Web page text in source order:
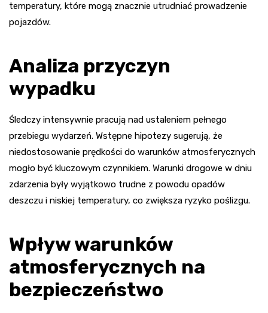
temperatury, które mogą znacznie utrudniać prowadzenie
pojazdów.
Analiza przyczyn
wypadku
Śledczy intensywnie pracują nad ustaleniem pełnego
przebiegu wydarzeń. Wstępne hipotezy sugerują, że
niedostosowanie prędkości do warunków atmosferycznych
mogło być kluczowym czynnikiem. Warunki drogowe w dniu
zdarzenia były wyjątkowo trudne z powodu opadów
deszczu i niskiej temperatury, co zwiększa ryzyko poślizgu.
Wpływ warunków
atmosferycznych na
bezpieczeństwo